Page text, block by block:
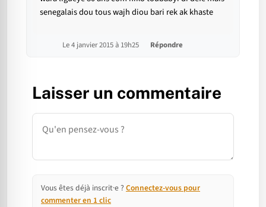
senegalais dou tous wajh diou bari rek ak khaste
Le 4 janvier 2015 à 19h25 Répondre
Laisser un commentaire
Commentaire
Vous êtes déjà inscrit·e ? Connectez-vous pour
commenter en 1 clic